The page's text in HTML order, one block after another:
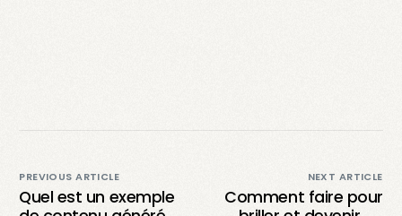
PREVIOUS ARTICLE
Quel est un exemple
NEXT ARTICLE
Comment faire pour